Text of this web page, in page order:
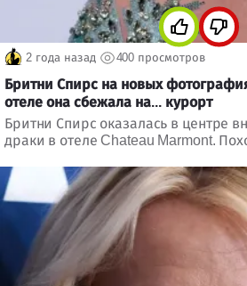
2 года назад 400 просмотров
Бритни Спирс на новых
отеле она сбежала на... курорт
Бритни Спирс оказалась в центре
драки в отеле Chateau Marmont.
время отдыха на роскошном